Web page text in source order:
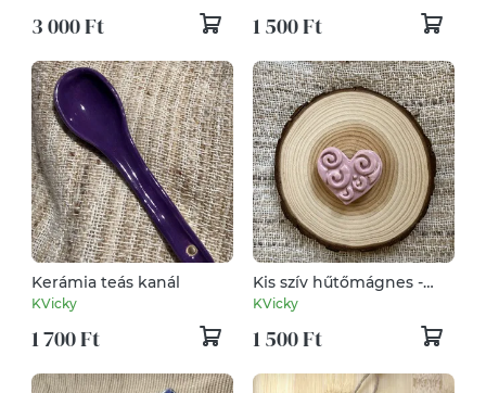
3 000 Ft 1 500 Ft
Kerámia teás kanál
KVicky
1 700 Ft
Kis szív hűtőmágnes -
rózsaszín
KVicky
1 500 Ft